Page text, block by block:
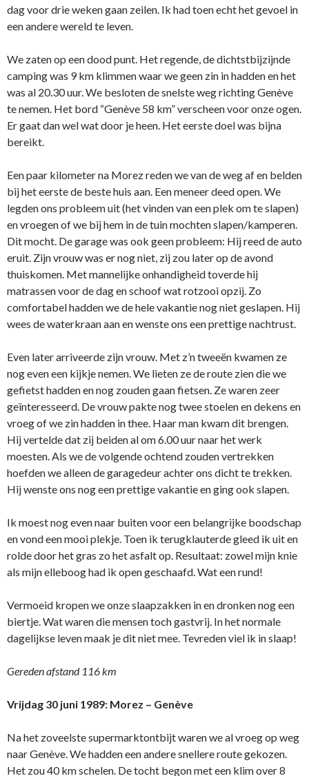
dag voor drie weken gaan zeilen. Ik had toen echt het gevoel in
een andere wereld te leven.
We zaten op een dood punt. Het regende, de dichtstbijzijnde
camping was 9 km klimmen waar we geen zin in hadden en het
was al 20.30 uur. We besloten de snelste weg richting Genève
te nemen. Het bord “Genève 58 km” verscheen voor onze ogen.
Er gaat dan wel wat door je heen. Het eerste doel was bijna
bereikt.
Een paar kilometer na Morez reden we van de weg af en belden
bij het eerste de beste huis aan. Een meneer deed open. We
legden ons probleem uit (het vinden van een plek om te slapen)
en vroegen of we bij hem in de tuin mochten slapen/kamperen.
Dit mocht. De garage was ook geen probleem: Hij reed de auto
eruit. Zijn vrouw was er nog niet, zij zou later op de avond
thuiskomen. Met mannelijke onhandigheid toverde hij
matrassen voor de dag en schoof wat rotzooi opzij. Zo
comfortabel hadden we de hele vakantie nog niet geslapen. Hij
wees de waterkraan aan en wenste ons een prettige nachtrust.
Even later arriveerde zijn vrouw. Met z’n tweeën kwamen ze
nog even een kijkje nemen. We lieten ze de route zien die we
gefietst hadden en nog zouden gaan fietsen. Ze waren zeer
geïnteresseerd. De vrouw pakte nog twee stoelen en dekens en
vroeg of we zin hadden in thee. Haar man kwam dit brengen.
Hij vertelde dat zij beiden al om 6.00 uur naar het werk
moesten. Als we de volgende ochtend zouden vertrekken
hoefden we alleen de garagedeur achter ons dicht te trekken.
Hij wenste ons nog een prettige vakantie en ging ook slapen.
Ik moest nog even naar buiten voor een belangrijke boodschap
en vond een mooi plekje. Toen ik terugklauterde gleed ik uit en
rolde door het gras zo het asfalt op. Resultaat: zowel mijn knie
als mijn elleboog had ik open geschaafd. Wat een rund!
Vermoeid kropen we onze slaapzakken in en dronken nog een
biertje. Wat waren die mensen toch gastvrij. In het normale
dagelijkse leven maak je dit niet mee. Tevreden viel ik in slaap!
Gereden afstand 116 km
Vrijdag 30 juni 1989: Morez – Genève
Na het zoveelste supermarktontbijt waren we al vroeg op weg
naar Genève. We hadden een andere snellere route gekozen.
Het zou 40 km schelen. De tocht begon met een klim over 8